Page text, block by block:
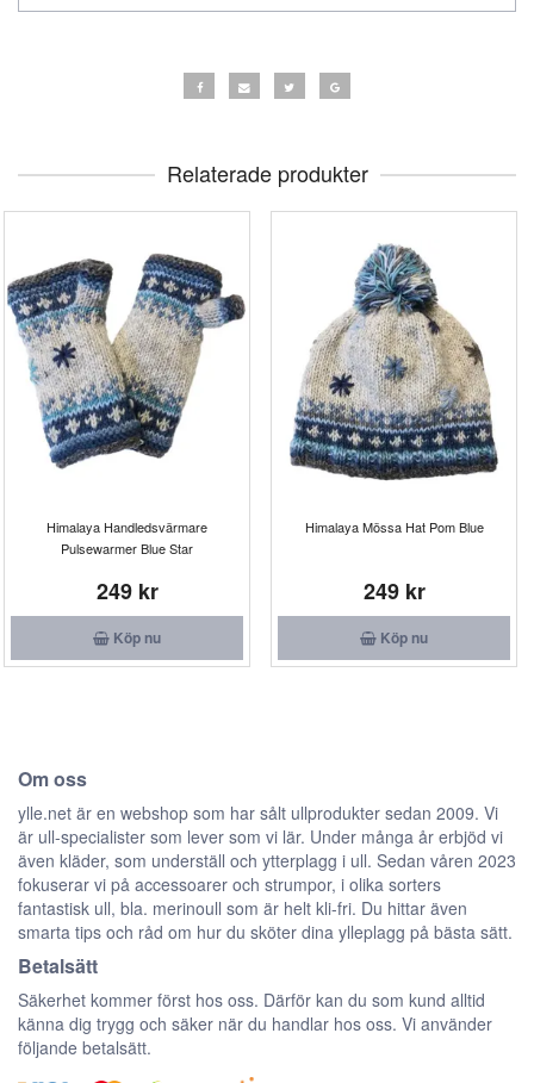
Relaterade produkter
Himalaya Handledsvärmare
Pulsewarmer Blue Star
249 kr
Köp nu
Himalaya Mössa Hat Pom Blue
249 kr
Köp nu
Om oss
ylle.net är en webshop som har sålt ullprodukter sedan 2009. Vi
är ull-specialister som lever som vi lär. Under många år erbjöd vi
även kläder, som underställ och ytterplagg i ull. Sedan våren 2023
fokuserar vi på accessoarer och strumpor, i olika sorters
fantastisk ull, bla. merinoull som är helt kli-fri. Du hittar även
smarta tips och råd om hur du sköter dina ylleplagg på bästa sätt.
Betalsätt
Säkerhet kommer först hos oss. Därför kan du som kund alltid
känna dig trygg och säker när du handlar hos oss. Vi använder
följande betalsätt.